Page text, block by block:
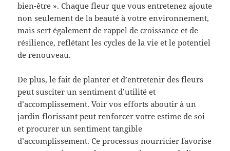
bien-être ». Chaque fleur que vous entretenez ajoute
non seulement de la beauté à votre environnement,
mais sert également de rappel de croissance et de
résilience, reflétant les cycles de la vie et le potentiel
de renouveau.
De plus, le fait de planter et d’entretenir des fleurs
peut susciter un sentiment d’utilité et
d’accomplissement. Voir vos efforts aboutir à un
jardin florissant peut renforcer votre estime de soi
et procurer un sentiment tangible
d’accomplissement. Ce processus nourricier favorise